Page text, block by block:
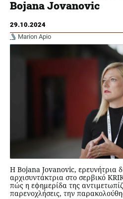
Bojana Jovanovic
29.10.2024
Marion Apio
Η Bojana Jovanovic, ερευνήτρια
αρχισυντάκτρια στο σερβικό
πώς η εφημερίδα της
παρενοχλήσεις, την